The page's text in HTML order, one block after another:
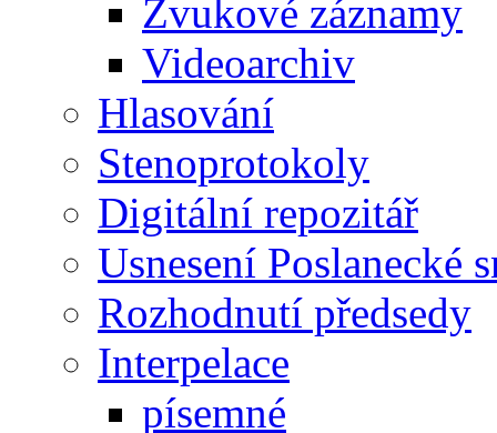
Zvukové záznamy
Videoarchiv
Hlasování
Stenoprotokoly
Digitální repozitář
Usnesení Poslanecké
Rozhodnutí předsedy
Interpelace
písemné